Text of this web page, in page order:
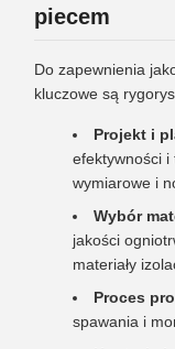
piecem
Do zapewnienia
kluczowe są
Projekt i
efektywności i
wymiarowe i
Wybór
jakości
materiały
Proces
spawania i